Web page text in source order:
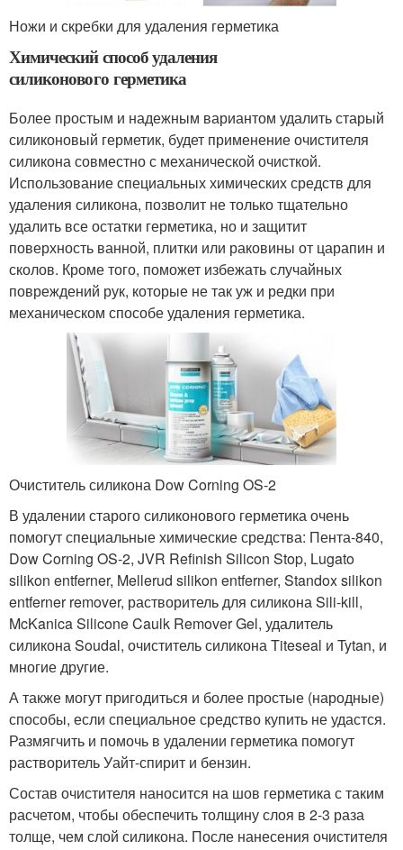
Ножи и скребки для удаления герметика
Химический способ удаления
силиконового герметика
Более простым и надежным вариантом удалить старый
силиконовый герметик, будет применение очистителя
силикона совместно с механической очисткой.
Использование специальных химических средств для
удаления силикона, позволит не только тщательно
удалить все остатки герметика, но и защитит
поверхность ванной, плитки или раковины от царапин и
сколов. Кроме того, поможет избежать случайных
повреждений рук, которые не так уж и редки при
механическом способе удаления герметика.
Очиститель силикона Dow Corning OS-2
В удалении старого силиконового герметика очень
помогут специальные химические средства: Пента-840,
Dow Corning OS-2, JVR Refinish Silicon Stop, Lugato
silikon entferner, Mellerud silikon entferner, Standox silikon
entferner remover, растворитель для силикона Sili-kill,
McKanica Silicone Caulk Remover Gel, удалитель
силикона Soudal, очиститель силикона Titeseal и Tytan, и
многие другие.
А также могут пригодиться и более простые (народные)
способы, если специальное средство купить не удастся.
Размягчить и помочь в удалении герметика помогут
растворитель Уайт-спирит и бензин.
Состав очистителя наносится на шов герметика с таким
расчетом, чтобы обеспечить толщину слоя в 2-3 раза
толще, чем слой силикона. После нанесения очистителя